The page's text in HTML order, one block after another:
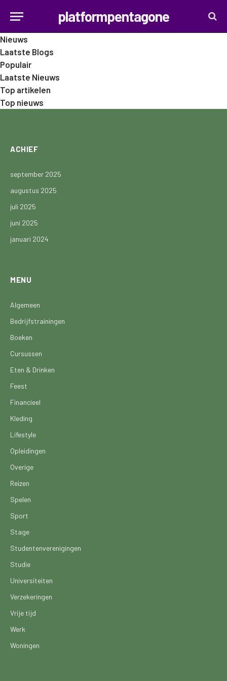
platformpentagone
Nieuws
Laatste Blogs
Populair
Laatste Nieuws
Top artikelen
Top nieuws
ACHIEF
september 2025
augustus 2025
juli 2025
juni 2025
januari 2024
MENU
Algemeen
Bedrijfstrainingen
Boeken
Cursussen
Eten & Drinken
Feest
Financieel
Kleding
Lifestyle
Opleidingen
Overige
Reizen
Spelen
Sport
Stage
Studentenverenigingen
Studie
Universiteiten
Verzekeringen
Vrije tijd
Werk
Woningen